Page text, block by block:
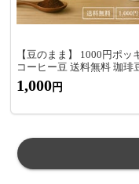
【豆のまま】 1000円ポッ
コーヒー豆 送料無料 珈琲
気2種のレギュラーコーヒ
比べセット 100g 2袋 焙煎
1,000円